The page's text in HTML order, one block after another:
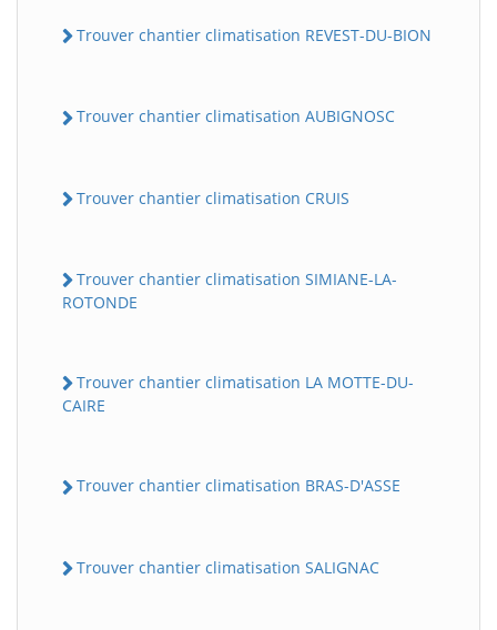
Trouver chantier climatisation REVEST-DU-BION
Trouver chantier climatisation AUBIGNOSC
Trouver chantier climatisation CRUIS
Trouver chantier climatisation SIMIANE-LA-
ROTONDE
Trouver chantier climatisation LA MOTTE-DU-
CAIRE
Trouver chantier climatisation BRAS-D'ASSE
Trouver chantier climatisation SALIGNAC